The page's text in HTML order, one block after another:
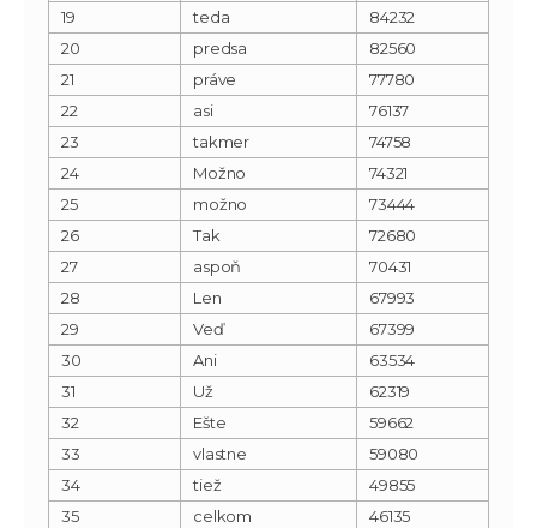
19
teda
84232
20
predsa
82560
21
práve
77780
22
asi
76137
23
takmer
74758
24
Možno
74321
25
možno
73444
26
Tak
72680
27
aspoň
70431
28
Len
67993
29
Veď
67399
30
Ani
63534
31
Už
62319
32
Ešte
59662
33
vlastne
59080
34
tiež
49855
35
celkom
46135